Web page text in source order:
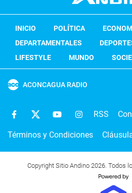
INICIO POLÍTICA
DEPARTAMENTALES
LIFESTYLE
MUNDO
ACONCAGUA RADIO
RSS
Términos y Condiciones
Copyright Sitio Andino 2026. Todos